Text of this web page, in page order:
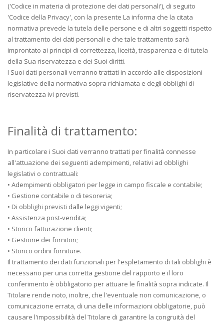
('Codice in materia di protezione dei dati personali'), di seguito
'Codice della Privacy', con la presente La informa che la citata
normativa prevede la tutela delle persone e di altri soggetti rispetto
al trattamento dei dati personali e che tale trattamento sarà
improntato ai principi di correttezza, liceità, trasparenza e di tutela
della Sua riservatezza e dei Suoi diritti.
I Suoi dati personali verranno trattati in accordo alle disposizioni
legislative della normativa sopra richiamata e degli obblighi di
riservatezza ivi previsti.
Finalità di trattamento:
In particolare i Suoi dati verranno trattati per finalità connesse
all'attuazione dei seguenti adempimenti, relativi ad obblighi
legislativi o contrattuali:
• Adempimenti obbligatori per legge in campo fiscale e contabile;
• Gestione contabile o di tesoreria;
• Di obblighi previsti dalle leggi vigenti;
• Assistenza post-vendita;
• Storico fatturazione clienti;
• Gestione dei fornitori;
• Storico ordini forniture.
Il trattamento dei dati funzionali per l'espletamento di tali obblighi è
necessario per una corretta gestione del rapporto e il loro
conferimento è obbligatorio per attuare le finalità sopra indicate. Il
Titolare rende noto, inoltre, che l'eventuale non comunicazione, o
comunicazione errata, di una delle informazioni obbligatorie, può
causare l'impossibilità del Titolare di garantire la congruità del